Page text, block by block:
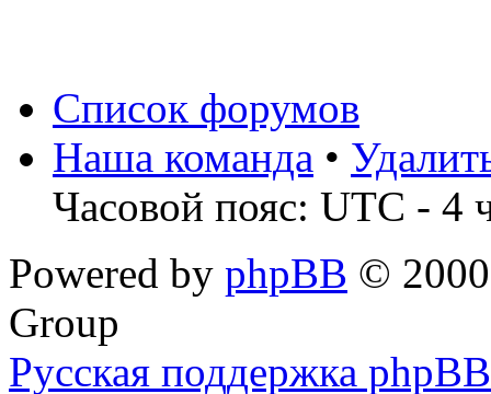
Список форумов
Наша команда •
Часовой пояс: UTC - 4
Powered by phpBB ©
Group
Русская поддержка phpBB